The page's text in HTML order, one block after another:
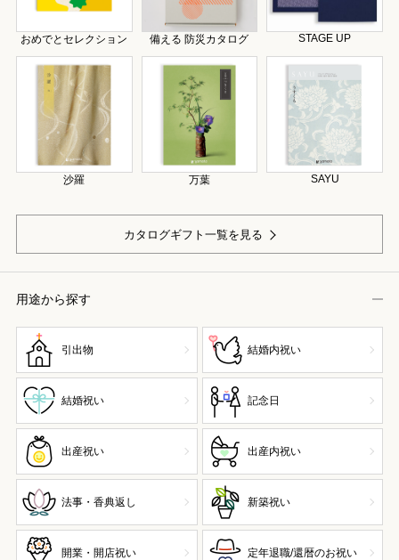
おめでとセレクション 備える 防災カタログ STAGE UP
沙羅 万葉 SAYU
カタログギフト一覧を見る
用途から探す
引出物 結婚内祝い
結婚祝い 記念日
出産祝い 出産内祝い
法事・香典返し 新築祝い
開業・開店祝い 定年退職/還暦のお祝い